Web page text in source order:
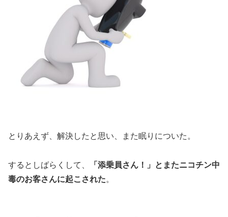
とりあえず、解決したと思い、また眠りについた。
するとしばらくして、
「添乗員さん！」とまたニコチン中
毒のお客さんに起こされた。